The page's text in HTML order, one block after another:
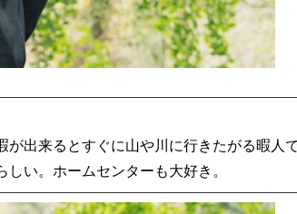
出来るとすぐに山や川に行きたがる暇人
い。ホームセンターも大好き。